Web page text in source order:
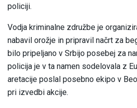
policiji.
Vodja kriminalne združbe je
nabavil orožje in pripravil načrt za
bilo pripeljano v Srbijo posebej za
policija je v ta namen sodelovala z
aretacije poslal posebno ekipo v
pri izvedbi akcije.